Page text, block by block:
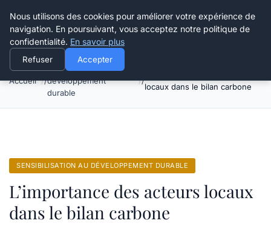
Happy Calyx Farmer
Accueil
Sensibilisation au
développement
durable
locaux dans le bilan carbone
SENSIBILISATION AU DÉVELOPPEMENT DURABLE
L’importance des acteurs locaux
dans le bilan carbone
Nous utilisons des cookies pour améliorer votre expérience de
navigation. En poursuivant, vous acceptez notre politique de
confidentialité. En savoir plus
Refuser Accepter